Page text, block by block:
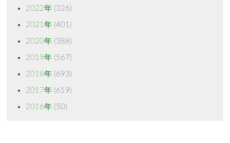
2022年(326)
2021年(401)
2020年(388)
2019年(567)
2018年(693)
2017年(619)
2016年(50)